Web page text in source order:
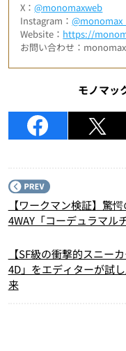
X：@monomaxweb
Instagram：
Website： https://
お問い合わせ：
モノマッ
【ワークマン検証】驚
4WAY「コーデュラマル
【SF級の衝撃的スニー
4D」をエディターが試
来